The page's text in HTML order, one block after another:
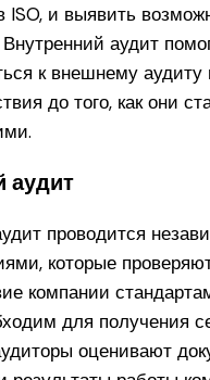
ISO, и выявить
аудит
к внешнему аудиту
до того, как они
аудит
проводится
которые
компании
для получения
оценивают